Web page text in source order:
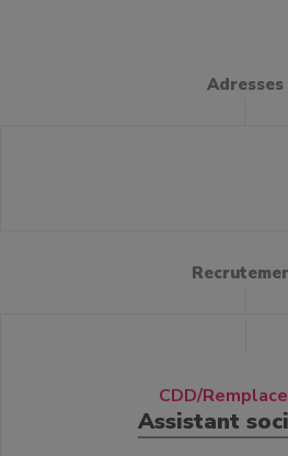
Adresses
CDD/
Assistant